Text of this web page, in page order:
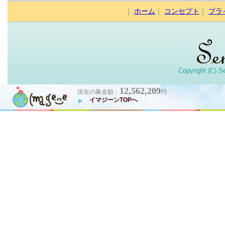
｜ ホーム ｜ コンセプト ｜ プラ
Copyright (C)
現在の募金額： 12,562,209円
イマジーンTOPへ